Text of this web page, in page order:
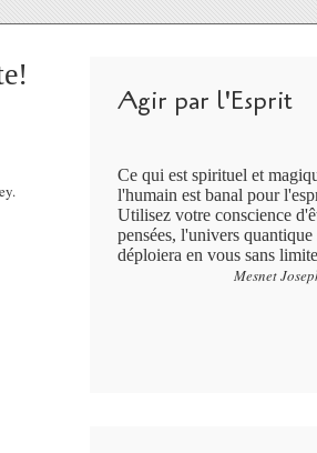
Agir par l'Esprit
Ce qui est spirituel et
l'humain est banal pour
Utilisez votre conscience
pensées, l'univers quantique
déploiera en vous sans
Mesnet